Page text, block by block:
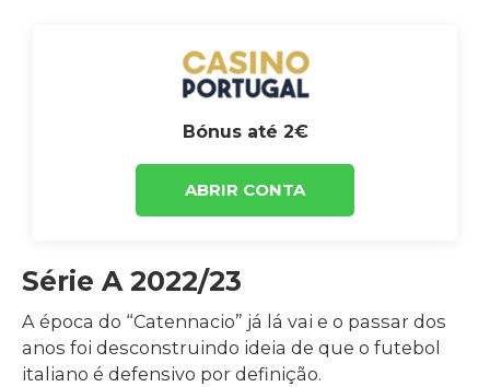
Bónus até 2€
ABRIR CONTA
Série A 2022/23
A época do “Catennacio” já lá vai e o passar dos
anos foi desconstruindo ideia de que o futebol
italiano é defensivo por definição.